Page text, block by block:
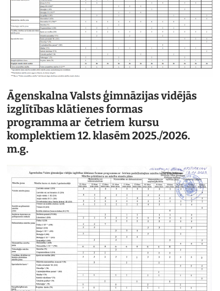
Āgenskalna Valsts ģimnāzijas vidējās
izglītības klātienes formas
programmaar četriem kursu
komplektiem 12. klasēm 2025./2026.
m.g.